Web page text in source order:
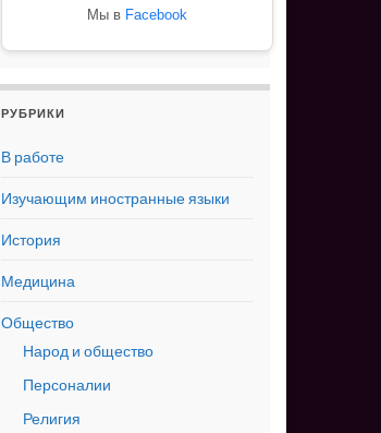
Мы в Facebook
РУБРИКИ
В работе
Изучающим иностранные языки
История
Медицина
Общество
Народ и общество
Персоналии
Религия